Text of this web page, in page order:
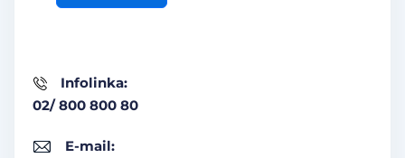
Infolinka:
02/ 800 800 80
E-mail: